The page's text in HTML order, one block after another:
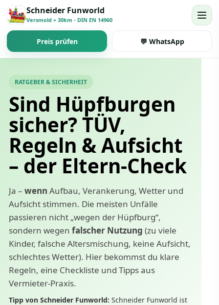
Schneider Funworld
Versmold + 30km - DIN EN 14960
Preis prüfen 💬 WhatsApp
RATGEBER & SICHERHEIT
Sind Hüpfburgen
sicher? TÜV,
Regeln & Aufsicht
– der Eltern-Check
Ja – wenn Aufbau, Verankerung, Wetter und
Aufsicht stimmen. Die meisten Unfälle
passieren nicht „wegen der Hüpfburg“,
sondern wegen falscher Nutzung (zu viele
Kinder, falsche Altersmischung, keine Aufsicht,
schlechtes Wetter). Hier bekommst du klare
Regeln, eine Checkliste und Tipps aus
Vermieter-Praxis.
Tipp von Schneider Funworld: Schneider Funworld ist